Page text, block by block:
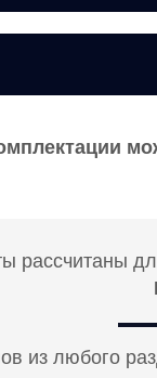
рассчитаны
из любого